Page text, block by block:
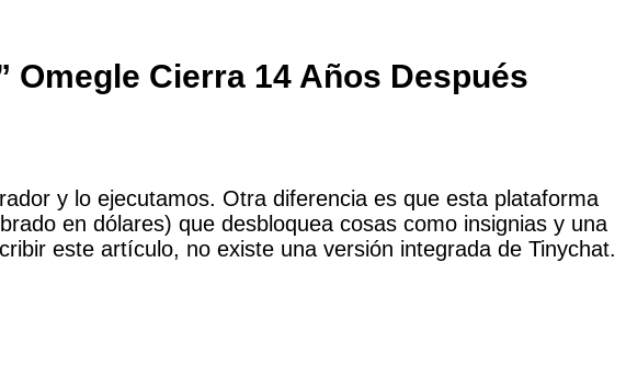
Cierra 14 Años Después
y lo ejecutamos. Otra diferencia es que esta plataforma
en dólares) que desbloquea cosas como insignias y una
este artículo, no existe una versión integrada de Tinychat.